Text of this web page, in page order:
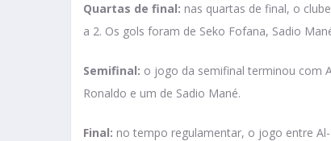
Quartas de final: nas quartas de final, o
a 2. Os gols foram de Seko Fofana, Sadio
Semifinal: o jogo da semifinal terminou com
Ronaldo e um de Sadio Mané.
Final: no tempo regulamentar, o jogo entre